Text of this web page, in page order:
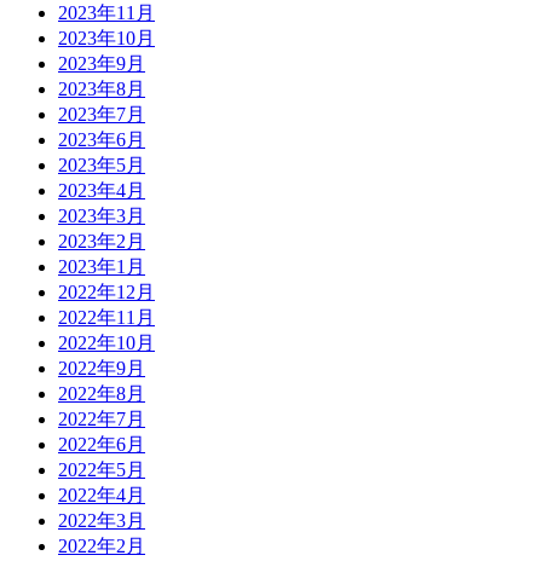
2023年11月
2023年10月
2023年9月
2023年8月
2023年7月
2023年6月
2023年5月
2023年4月
2023年3月
2023年2月
2023年1月
2022年12月
2022年11月
2022年10月
2022年9月
2022年8月
2022年7月
2022年6月
2022年5月
2022年4月
2022年3月
2022年2月